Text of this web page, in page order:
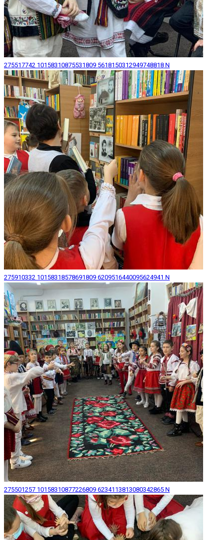
275517742 10158310875531809 5618150312949748818 N
275910332 10158318578691809 6209516440095624941 N
275501257 10158310877226809 6234113813080342865 N